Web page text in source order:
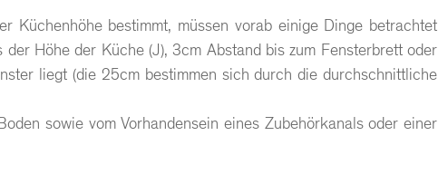
Küchenhöhe bestimmt, müssen vorab einige Dinge betrachtet
Höhe der Küche (J), 3cm Abstand bis zum Fensterbrett oder
liegt (die 25cm bestimmen sich durch die durchschnittliche
sowie vom Vorhandensein eines Zubehörkanals oder einer